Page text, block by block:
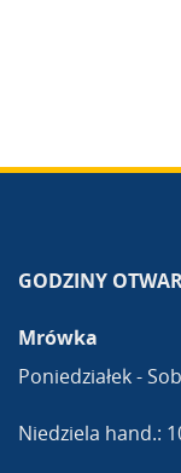
GODZINY
Mrówka
Poniedziałek -
Niedziela hand.: